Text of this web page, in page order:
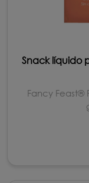
Snack líquido
Fancy Feast®